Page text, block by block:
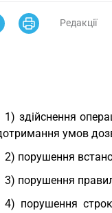
Редакції
1) здійснення
умов
2) порушення
3) порушення
4) порушення